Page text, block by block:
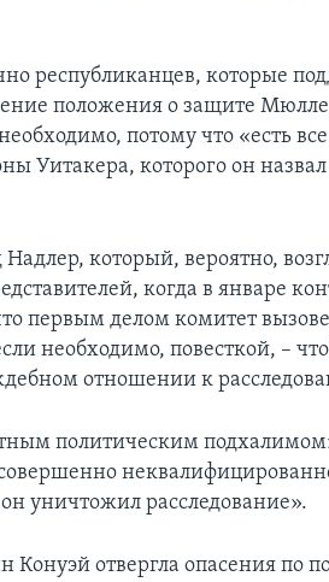
республиканцев, которые
положения о защите
потому что «есть
Уитакера, которого он
который, вероятно,
когда в январе
первым делом комитет
необходимо, повесткой, –
отношении к
политическим
уничтожил расследование».
Конуэй отвергла опасения по